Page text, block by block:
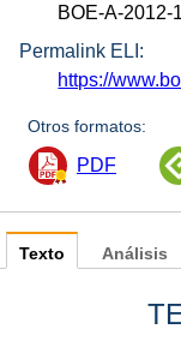
BOE-A-2012-
Permalink ELI:
https://
Otros formatos:
PDF
Texto Análisis